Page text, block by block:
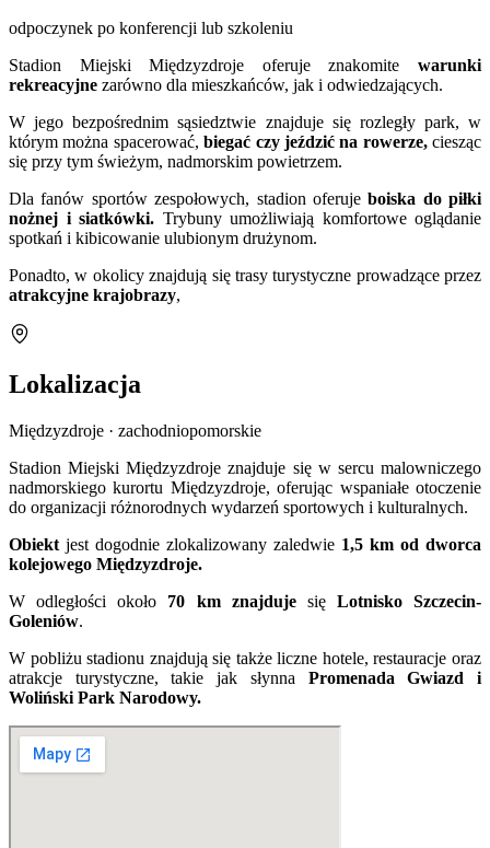
odpoczynek po konferencji lub szkoleniu
Stadion Miejski Międzyzdroje oferuje znakomite warunki
rekreacyjne zarówno dla mieszkańców, jak i odwiedzających.
W jego bezpośrednim sąsiedztwie znajduje się rozległy park, w
którym można spacerować, biegać czy jeździć na rowerze,ciesząc
się przy tym świeżym, nadmorskim powietrzem.
Dla fanów sportów zespołowych, stadion oferujeboiska do piłki
nożnej i siatkówki. Trybuny umożliwiają komfortowe oglądanie
spotkań i kibicowanie ulubionym drużynom.
Ponadto, w okolicy znajdują się trasy turystyczne prowadzące przez
atrakcyjne krajobrazy,
Lokalizacja
Międzyzdroje · zachodniopomorskie
Stadion Miejski Międzyzdroje znajduje się w sercu malowniczego
nadmorskiego kurortu Międzyzdroje, oferując wspaniałe otoczenie
do organizacji różnorodnych wydarzeń sportowych i kulturalnych.
Obiekt jest dogodnie zlokalizowany zaledwie 1,5 km od dworca
kolejowego Międzyzdroje.
W odległości około 70 km znajdujesię Lotnisko Szczecin-
Goleniów.
W pobliżu stadionu znajdują się także liczne hotele, restauracje oraz
atrakcje turystyczne, takie jak słynna Promenada Gwiazd i
Woliński Park Narodowy.